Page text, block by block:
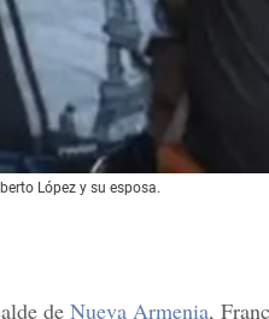
López y su esposa.
de Nueva Armenia,